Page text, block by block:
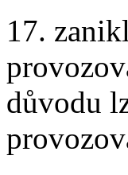
17.
důvodu